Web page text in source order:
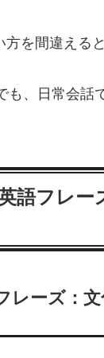
を間違える
も、日常会
語フレー
レーズ：